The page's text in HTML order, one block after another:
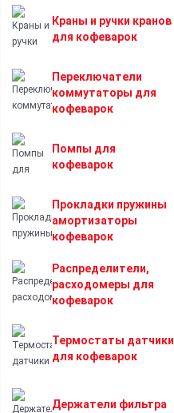
Краны и ручки кранов
для кофеварок
Переключатели
коммутаторы для
кофеварок
Помпы для
кофеварок
Прокладки пружины
амортизаторы
кофеварок
Распределители,
расходомеры для
кофеварок
Термостаты датчики
для кофеварок
Держатели фильтра